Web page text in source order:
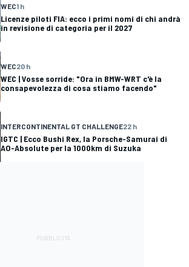
WEC1 h
Licenze piloti FIA: ecco i primi nomi di chi andrà
in revisione di categoria per il 2027
WEC20 h
WEC | Vosse sorride: "Ora in BMW-WRT c'è la
consapevolezza di cosa stiamo facendo"
INTERCONTINENTAL GT CHALLENGE22 h
IGTC | Ecco Bushi Rex, la Porsche-Samurai di
AO-Absolute per la 1000km di Suzuka